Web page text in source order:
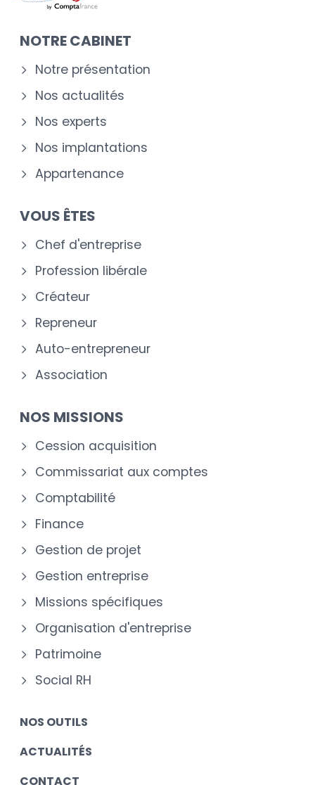
NOTRE CABINET
Notre présentation
Nos actualités
Nos experts
Nos implantations
Appartenance
VOUS ÊTES
Chef d'entreprise
Profession libérale
Créateur
Repreneur
Auto-entrepreneur
Association
NOS MISSIONS
Cession acquisition
Commissariat aux comptes
Comptabilité
Finance
Gestion de projet
Gestion entreprise
Missions spécifiques
Organisation d'entreprise
Patrimoine
Social RH
NOS OUTILS
ACTUALITÉS
CONTACT